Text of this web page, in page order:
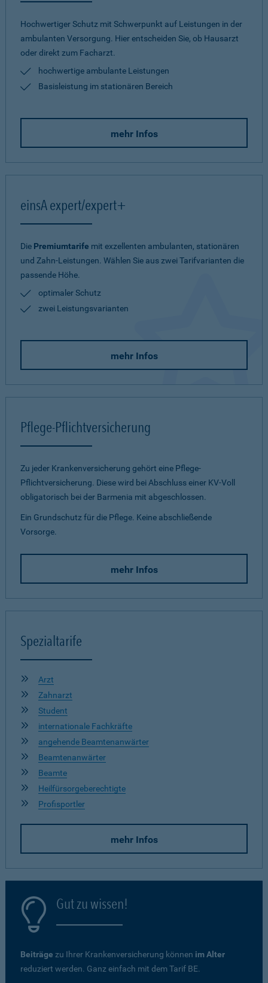
Hochwertiger Schutz mit Schwerpunkt auf Leistungen in der
ambulanten Versorgung. Hier entscheiden Sie, ob Hausarzt
oder direkt zum Facharzt.
hochwertige ambulante Leistungen
Basisleistung im stationären Bereich
mehr Infos
einsA expert/expert+
Die Premiumtarife mit exzellenten ambulanten, stationären
und Zahn-Leistungen. Wählen Sie aus zwei Tarifvarianten die
passende Höhe.
optimaler Schutz
zwei Leistungsvarianten
mehr Infos
Pflege-Pflichtversicherung
Zu jeder Krankenversicherung gehört eine Pflege-
Pflichtversicherung. Diese wird bei Abschluss einer KV-Voll
obligatorisch bei der Barmenia mit abgeschlossen.
Ein Grundschutz für die Pflege. Keine abschließende
Vorsorge.
mehr Infos
Spezialtarife
Arzt
Zahnarzt
Student
internationale Fachkräfte
angehende Beamtenanwärter
Beamtenanwärter
Beamte
Heilfürsorgeberechtigte
Profisportler
mehr Infos
Gut zu wissen!
Beiträge zu Ihrer Krankenversicherung können im Alter
reduziert werden. Ganz einfach mit dem Tarif BE.